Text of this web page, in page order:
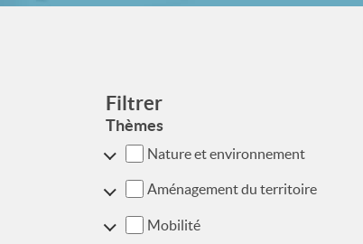
Filtrer
Thèmes
Nature et environnement
Aménagement du territoire
Mobilité